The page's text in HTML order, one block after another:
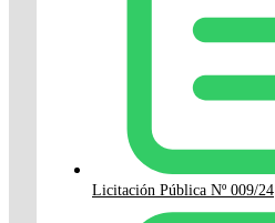
Licitación Pública Nº 009/24